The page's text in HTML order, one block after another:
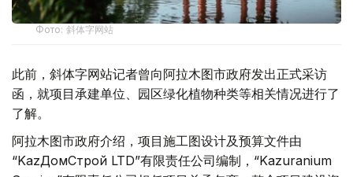
Фото: 斜体字网站
此前，斜体字网站记者曾向阿拉木图市政府发出正式采访
函，就项目承建单位、园区绿化植物种类等相关情况进行了
了解。
阿拉木图市政府介绍，项目施工图设计及预算文件由
“KazДомСтрой LTD”有限责任公司编制，“Kazuranium